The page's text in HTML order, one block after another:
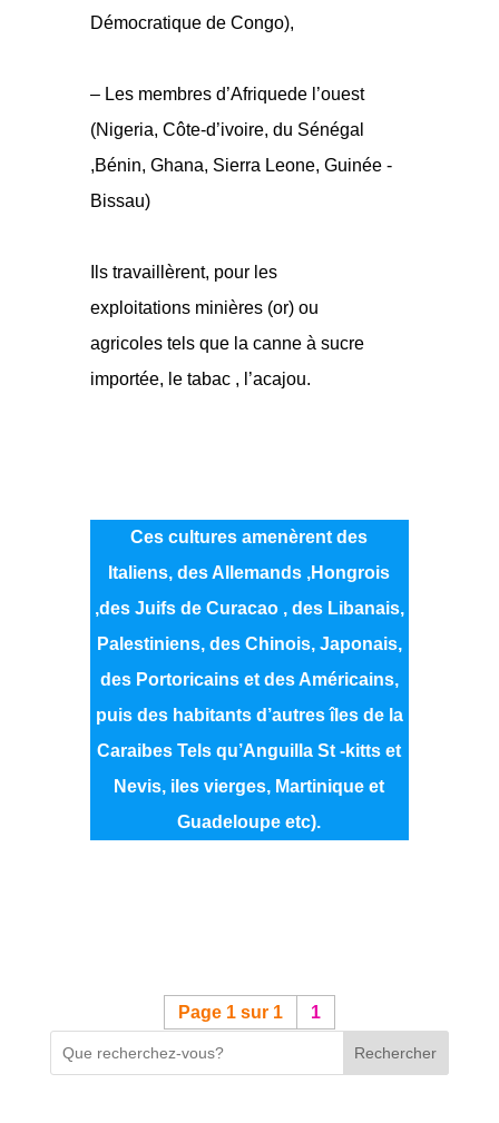
Démocratique de Congo),
– Les membres d’Afriquede l’ouest
(Nigeria, Côte-d’ivoire, du Sénégal
,Bénin, Ghana, Sierra Leone, Guinée -
Bissau)
Ils travaillèrent, pour les
exploitations minières (or) ou
agricoles tels que la canne à sucre
importée, le tabac , l’acajou.
Ces cultures amenèrent des
Italiens, des Allemands ,Hongrois
,des Juifs de Curacao , des Libanais,
Palestiniens, des Chinois, Japonais,
des Portoricains et des Américains,
puis des habitants d’autres îles de la
Caraibes Tels qu’Anguilla St -kitts et
Nevis, iles vierges, Martinique et
Guadeloupe etc).
Page 1 sur 1 1
Rechercher